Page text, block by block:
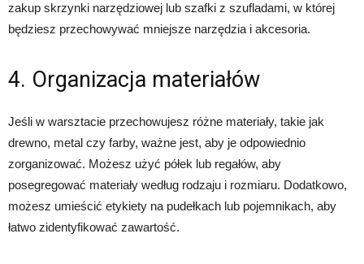
zakup skrzynki narzędziowej lub szafki z szufladami, w której
będziesz przechowywać mniejsze narzędzia i akcesoria.
4. Organizacja materiałów
Jeśli w warsztacie przechowujesz różne materiały, takie jak
drewno, metal czy farby, ważne jest, aby je odpowiednio
zorganizować. Możesz użyć półek lub regałów, aby
posegregować materiały według rodzaju i rozmiaru. Dodatkowo,
możesz umieścić etykiety na pudełkach lub pojemnikach, aby
łatwo zidentyfikować zawartość.